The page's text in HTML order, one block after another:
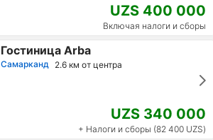
UZS 400 000
Включая налоги и сборы
Гостиница Arba
Самарканд 2.6 км от центра
UZS 340 000
+ Налоги и сборы (82 400 UZS)